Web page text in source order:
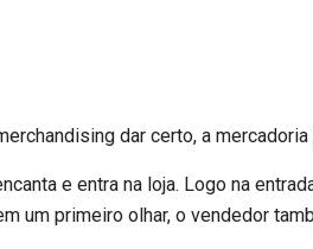
dar certo, a
e entra na loja. Logo na
um primeiro olhar, o vendedor